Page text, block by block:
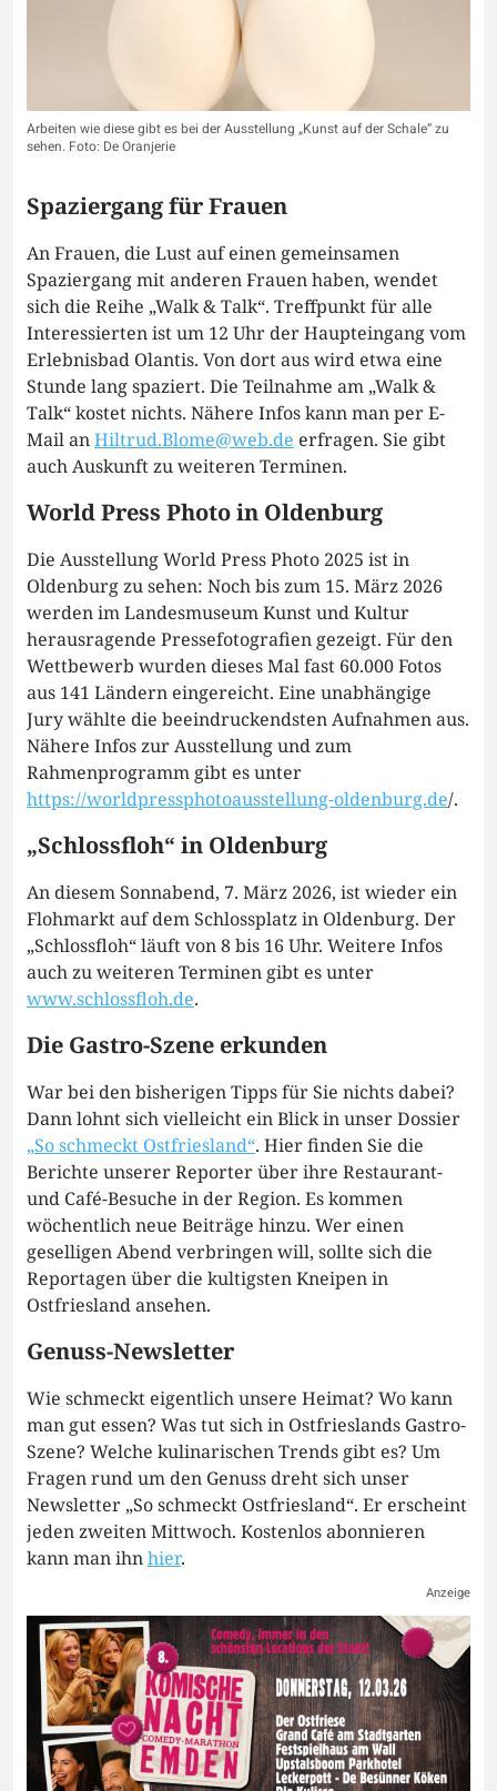
Arbeiten wie diese gibt es bei der Ausstellung „Kunst auf der Schale“ zu
sehen. Foto: De Oranjerie
Spaziergang für Frauen
An Frauen, die Lust auf einen gemeinsamen
Spaziergang mit anderen Frauen haben, wendet
sich die Reihe „Walk & Talk“. Treffpunkt für alle
Interessierten ist um 12 Uhr der Haupteingang vom
Erlebnisbad Olantis. Von dort aus wird etwa eine
Stunde lang spaziert. Die Teilnahme am „Walk &
Talk“ kostet nichts. Nähere Infos kann man per E-
Mail anHiltrud.Blome@web.de erfragen. Sie gibt
auch Auskunft zu weiteren Terminen.
World Press Photo in Oldenburg
Die Ausstellung World Press Photo 2025 ist in
Oldenburg zu sehen: Noch bis zum 15. März 2026
werden im Landesmuseum Kunst und Kultur
herausragende Pressefotografien gezeigt. Für den
Wettbewerb wurden dieses Mal fast 60.000 Fotos
aus 141 Ländern eingereicht. Eine unabhängige
Jury wählte die beeindruckendsten Aufnahmen aus.
Nähere Infos zur Ausstellung und zum
Rahmenprogramm gibt es unter
https://worldpressphotoausstellung-oldenburg.de/.
„Schlossfloh“ in Oldenburg
An diesem Sonnabend, 7. März 2026, ist wieder ein
Flohmarkt auf dem Schlossplatz in Oldenburg. Der
„Schlossfloh“ läuft von 8 bis 16 Uhr. Weitere Infos
auch zu weiteren Terminen gibt es unter
www.schlossfloh.de.
Die Gastro-Szene erkunden
War bei den bisherigen Tipps für Sie nichts dabei?
Dann lohnt sich vielleicht ein Blick in unser Dossier
„So schmeckt Ostfriesland“. Hier finden Sie die
Berichte unserer Reporter über ihre Restaurant-
und Café-Besuche in der Region. Es kommen
wöchentlich neue Beiträge hinzu. Wer einen
geselligen Abend verbringen will, sollte sich die
Reportagen über die kultigsten Kneipen in
Ostfriesland ansehen.
Genuss-Newsletter
Wie schmeckt eigentlich unsere Heimat? Wo kann
man gut essen? Was tut sich in Ostfrieslands Gastro-
Szene? Welche kulinarischen Trends gibt es? Um
Fragen rund um den Genuss dreht sich unser
Newsletter „So schmeckt Ostfriesland“. Er erscheint
jeden zweiten Mittwoch. Kostenlos abonnieren
kann man ihnhier.
Anzeige